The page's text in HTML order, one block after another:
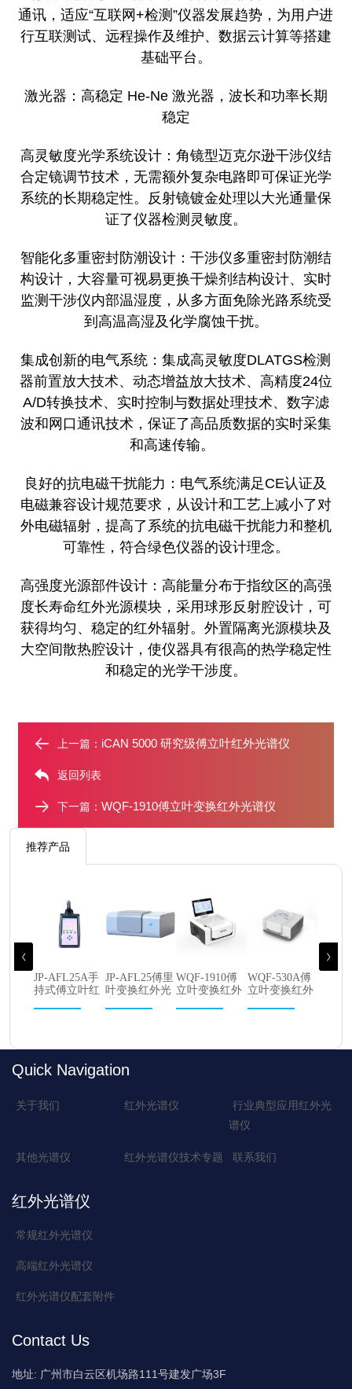
通讯，适应“互联网+检测”仪器发展趋势，为用户进
行互联测试、远程操作及维护、数据云计算等搭建
基础平台。
激光器：高稳定 He-Ne 激光器，波长和功率长期
稳定
高灵敏度光学系统设计：角镜型迈克尔逊干涉仪结
合定镜调节技术，无需额外复杂电路即可保证光学
系统的长期稳定性。反射镜镀金处理以大光通量保
证了仪器检测灵敏度。
智能化多重密封防潮设计：干涉仪多重密封防潮结
构设计，大容量可视易更换干燥剂结构设计、实时
监测干涉仪内部温湿度，从多方面免除光路系统受
到高温高湿及化学腐蚀干扰。
集成创新的电气系统：集成高灵敏度DLATGS检测
器前置放大技术、动态增益放大技术、高精度24位
A/D转换技术、实时控制与数据处理技术、数字滤
波和网口通讯技术，保证了高品质数据的实时采集
和高速传输。
良好的抗电磁干扰能力：电气系统满足CE认证及
电磁兼容设计规范要求，从设计和工艺上减小了对
外电磁辐射，提高了系统的抗电磁干扰能力和整机
可靠性，符合绿色仪器的设计理念。
高强度光源部件设计：高能量分布于指纹区的高强
度长寿命红外光源模块，采用球形反射腔设计，可
获得均匀、稳定的红外辐射。外置隔离光源模块及
大空间散热腔设计，使仪器具有很高的热学稳定性
和稳定的光学干涉度。
上一篇： iCAN 5000 研究级傅立叶红外光谱仪
返回列表
下一篇： WQF-1910傅立叶变换红外光谱仪
推荐产品
JP-AFL25A手
持式傅立叶红
JP-AFL25傅里
叶变换红外光
WQF-1910傅
立叶变换红外
WQF-530A傅
立叶变换红外
Quick Navigation
关于我们 红外光谱仪
行业典型应用红外光
谱仪
其他光谱仪 红外光谱仪技术专题 联系我们
红外光谱仪
常规红外光谱仪
高端红外光谱仪
红外光谱仪配套附件
Contact Us
地址: 广州市白云区机场路111号建发广场3F